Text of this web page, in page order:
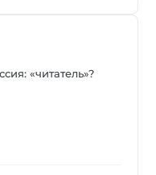
«читатель»?